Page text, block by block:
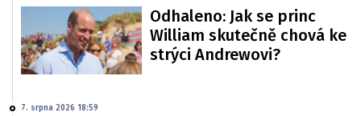
Odhaleno: Jak se princ
William skutečně chová ke
strýci Andrewovi?
7. srpna 2026 18:59